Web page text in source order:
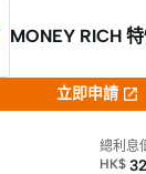
MONEY RICH
立即申請 
總利息
HK$